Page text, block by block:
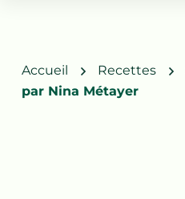
Accueil Recettes
par Nina Métayer